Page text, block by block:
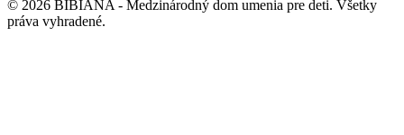
© 2026 BIBIANA - Medzinárodný dom umenia pre deti. Všetky
práva vyhradené.